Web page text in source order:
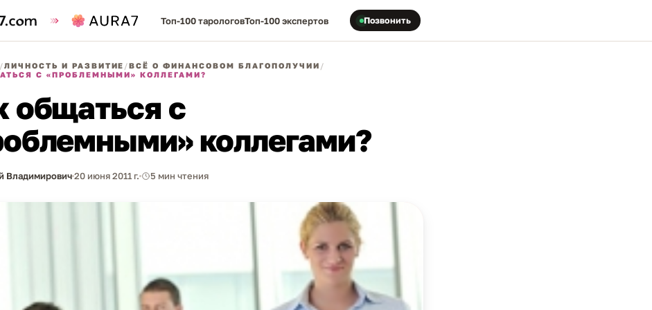
Топ-100 тарологовТоп-100 экспертов Позвонить
/ЛИЧНОСТЬ И РАЗВИТИЕ /ВСЁ О ФИНАНСОВОМ БЛАГОПОЛУЧИИ /
С «ПРОБЛЕМНЫМИ» КОЛЛЕГАМИ?
общаться с
коллегами?
Владимирович20 июня 2011 г. 5 мин чтения